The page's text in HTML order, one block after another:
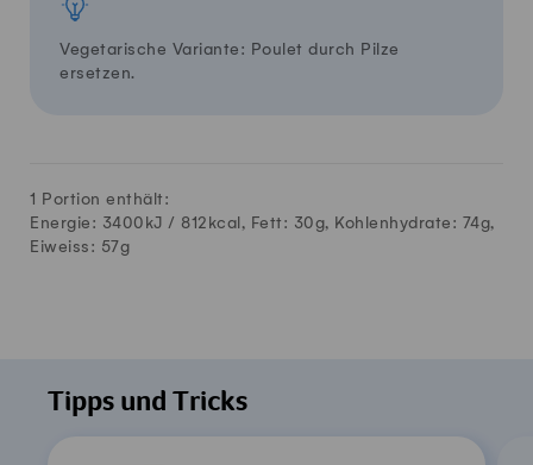
Vegetarische Variante: Poulet durch Pilze
ersetzen.
1 Portion enthält:
Energie: 3400kJ / 812 kcal, Fett: 30g, Kohlenhydrate: 74g,
Eiweiss: 57g
Tipps und Tricks